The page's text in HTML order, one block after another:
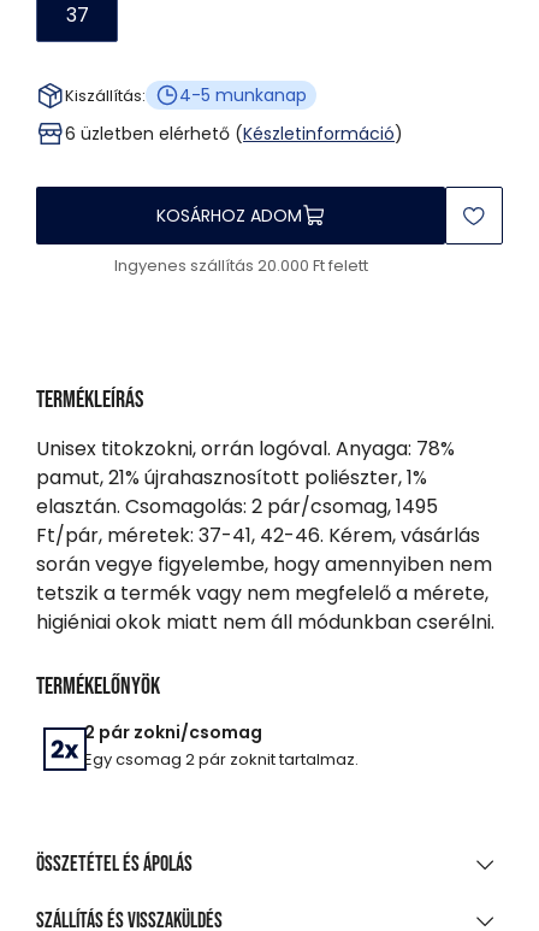
37
Kiszállítás:
4-5 munkanap
6 üzletben elérhető (Készletinformáció)
KOSÁRHOZ ADOM
Ingyenes szállítás 20.000 Ft felett
Termékleírás
Unisex titokzokni, orrán logóval. Anyaga: 78%
pamut, 21% újrahasznosított poliészter, 1%
elasztán. Csomagolás: 2 pár/csomag, 1495
Ft/pár, méretek: 37-41, 42-46. Kérem, vásárlás
során vegye figyelembe, hogy amennyiben nem
tetszik a termék vagy nem megfelelő a mérete,
higiéniai okok miatt nem áll módunkban cserélni.
Termékelőnyök
2 pár zokni/csomag
Egy csomag 2 pár zoknit tartalmaz.
Összetétel és ápolás
ANYAGÖSSZETÉTEL
Szállítás és visszaküldés